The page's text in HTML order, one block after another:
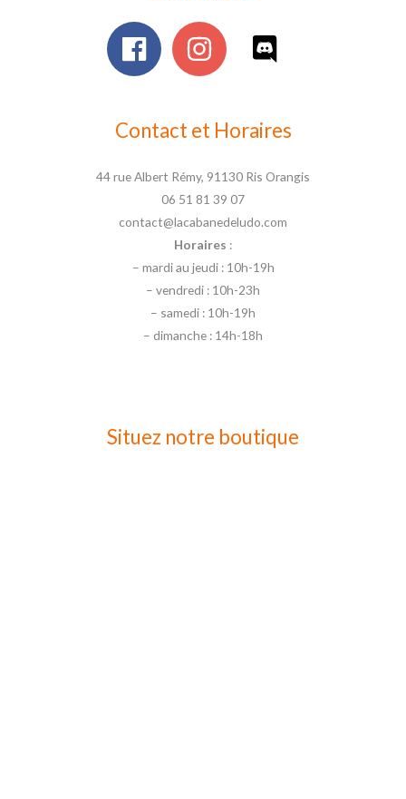
Contact et Horaires
44 rue Albert Rémy, 91130 Ris Orangis
06 51 81 39 07
contact@lacabanedeludo.com
Horaires :
– mardi au jeudi : 10h-19h
– vendredi : 10h-23h
– samedi : 10h-19h
– dimanche : 14h-18h
Situez notre boutique